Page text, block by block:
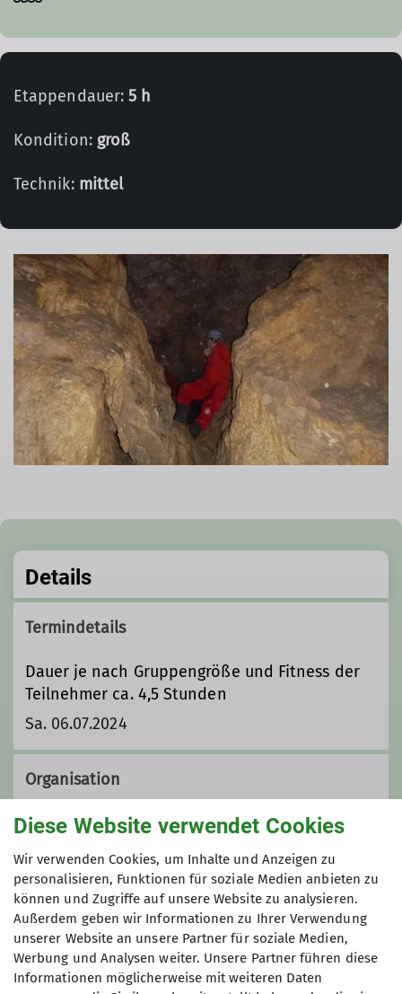
Etappendauer:5 h
Kondition: groß
Technik: mittel
Details
Termindetails
Dauer je nach Gruppengröße und Fitness der
Teilnehmer ca. 4,5 Stunden
Sa. 06.07.2024
Organisation
Christian Schaller
Kontakt aufnehmen
Maximale Teilnehmeranzahl
Diese Website verwendet Cookies
Wir verwenden Cookies, um Inhalte und Anzeigen zu
personalisieren, Funktionen für soziale Medien anbieten zu
können und Zugriffe auf unsere Website zu analysieren.
Außerdem geben wir Informationen zu Ihrer Verwendung
unserer Website an unsere Partner für soziale Medien,
Werbung und Analysen weiter. Unsere Partner führen diese
Informationen möglicherweise mit weiteren Daten